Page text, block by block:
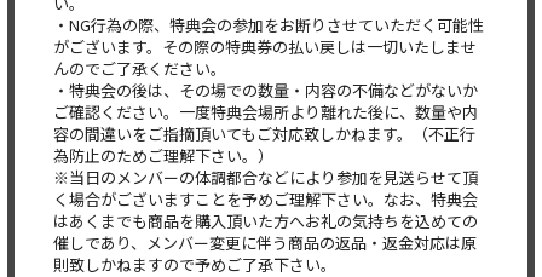
・NG行為の際、特典会の参加をお断りさせていただく可能性
がございます。その際の特典券の払い戻しは一切いたしませ
んのでご了承ください。
・特典会の後は、その場での数量・内容の不備などがないか
ご確認ください。一度特典会場所より離れた後に、数量や内
容の間違いをご指摘頂いてもご対応致しかねます。（不正行
為防止のためご理解下さい。）
※当日のメンバーの体調都合などにより参加を見送らせて頂
く場合がございますことを予めご理解下さい。なお、特典会
はあくまでも商品を購入頂いた方へお礼の気持ちを込めての
催しであり、メンバー変更に伴う商品の返品・返金対応は原
則致しかねますので予めご了承下さい。